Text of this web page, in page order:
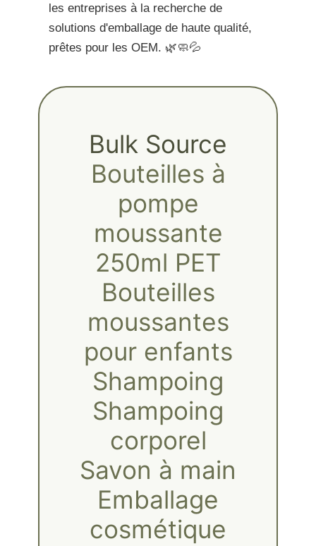
les entreprises à la recherche de
solutions d'emballage de haute qualité,
prêtes pour les OEM. 🌿🧼💦
Bulk Source
Bouteilles à
pompe
moussante
250ml PET
Bouteilles
moussantes
pour enfants
Shampoing
Shampoing
corporel
Savon à main
Emballage
cosmétique